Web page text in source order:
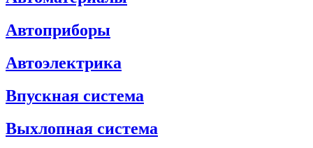
Автоприборы
Автоэлектрика
Впускная система
Выхлопная система